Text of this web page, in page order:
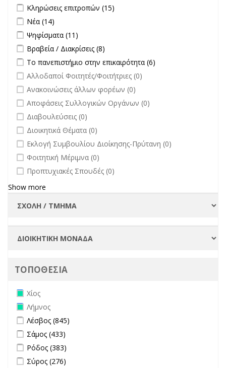
Apply Κληρώσεις επιτροπών filter
Κληρώσεις επιτροπών (15)
Apply Νέα filter
Νέα (14)
Apply Ψηφίσματα filter
Ψηφίσματα (11)
Apply Βραβεία / Διακρίσεις filter
Βραβεία / Διακρίσεις (8)
Apply Το πανεπιστήμιο στην επικαιρότητα filter
Το πανεπιστήμιο στην επικαιρότητα (6)
undefined
Αλλοδαποί Φοιτητές/Φοιτήτριες (0)
undefined
Ανακοινώσεις άλλων φορέων (0)
undefined
Αποφάσεις Συλλογικών Οργάνων (0)
undefined
Διαβουλεύσεις (0)
undefined
Διοικητικά Θέματα (0)
undefined
Εκλογή Συμβουλίου Διοίκησης-Πρύτανη (0)
undefined
Φοιτητική Μέριμνα (0)
undefined
Προπτυχιακές Σπουδές (0)
Show more
ΤΟΠΟΘΕΣΙΑ
Remove Χίος filter
Χίος
Remove Λήμνος filter
Λήμνος
Apply Λέσβος filter
Λέσβος (845)
Apply Σάμος filter
Σάμος (433)
Apply Ρόδος filter
Ρόδος (383)
Apply Σύρος filter
Σύρος (276)